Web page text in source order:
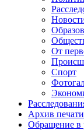
От
Спорт
Архив печати
Обращение в